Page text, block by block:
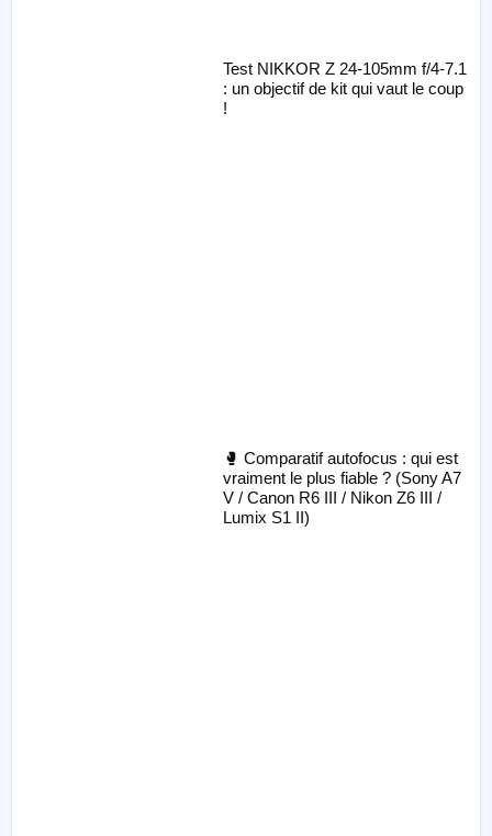
Test NIKKOR Z 24-105mm f/4-7.1
: un objectif de kit qui vaut le coup
!
🥊 Comparatif autofocus : qui est
vraiment le plus fiable ? (Sony A7
V / Canon R6 III / Nikon Z6 III /
Lumix S1 II)